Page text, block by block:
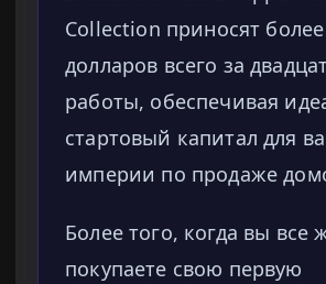
Collection приносят
долларов всего за
работы, обеспечивая
стартовый капитал для
империи по продаже
Более того, когда вы все
покупаете свою первую